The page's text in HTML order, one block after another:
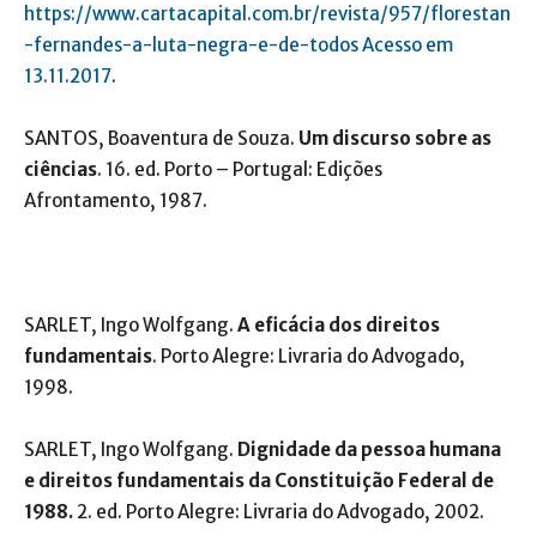
https://www.cartacapital.com.br/revista/957/florestan
-fernandes-a-luta-negra-e-de-todos Acesso em
13.11.2017.
SANTOS, Boaventura de Souza. Um discurso sobre as
ciências. 16. ed. Porto – Portugal: Edições
Afrontamento, 1987.
SARLET, Ingo Wolfgang. A eficácia dos direitos
fundamentais. Porto Alegre: Livraria do Advogado,
1998.
SARLET, Ingo Wolfgang. Dignidade da pessoa humana
e direitos fundamentais da Constituição Federal de
1988. 2. ed. Porto Alegre: Livraria do Advogado, 2002.